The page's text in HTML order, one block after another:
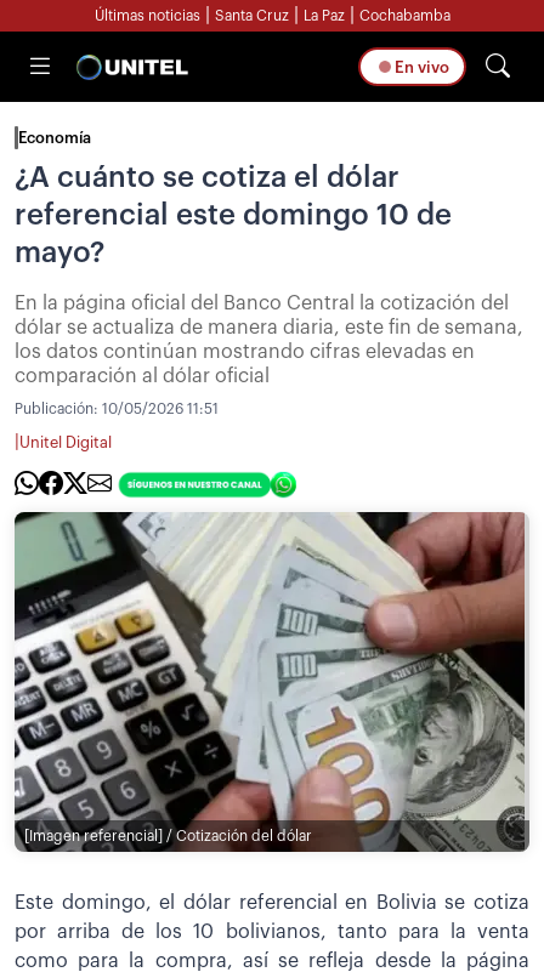
Últimas noticias Santa Cruz La Paz Cochabamba
En vivo
Economía
¿A cuánto se cotiza el dólar
referencial este domingo 10 de
mayo?
En la página oficial del Banco Central la cotización del
dólar se actualiza de manera diaria, este fin de semana,
los datos continúan mostrando cifras elevadas en
comparación al dólar oficial
Publicación: 10/05/2026 11:51
Unitel Digital
[Imagen referencial] / Cotización del dólar
Este domingo, el dólar referencial en Bolivia se cotiza
por arriba de los 10 bolivianos, tanto para la venta
como para la compra, así se refleja desde la página